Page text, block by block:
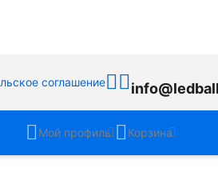
соглашение
Мой профиль Корзина